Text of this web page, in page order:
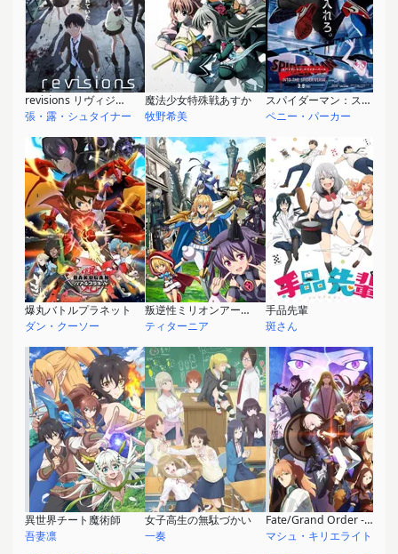
revisions リヴィジョンズ
張・露・シュタイナー
魔法少女特殊戦あすか
牧野希美
スパイダーマン：スパイダーバース
ペニー・パーカー
爆丸バトルプラネット
ダン・クーソー
叛逆性ミリオンアーサー 第2シーズン
ティターニア
手品先輩
斑さん
異世界チート魔術師
吾妻凛
女子高生の無駄づかい
一奏
Fate/Grand Order -絶対魔獣戦線バビロニア-
マシュ・キリエライト